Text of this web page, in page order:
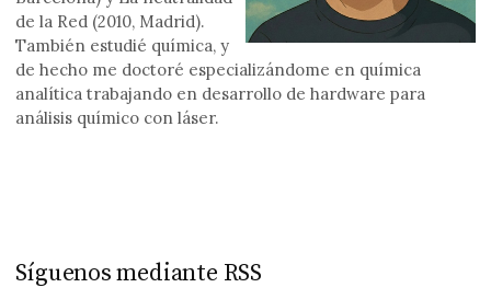
de la Red (2010, Madrid).
También estudié química, y
de hecho me doctoré especializándome en química
analítica trabajando en desarrollo de hardware para
análisis químico con láser.
Síguenos mediante RSS